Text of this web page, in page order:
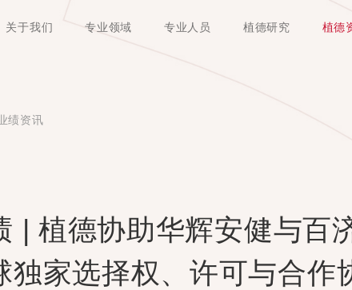
关于我们 专业领域 专业人员 植德研究 植德
绩资讯
| 植德协助华辉安健与百
独家选择权、许可与合作